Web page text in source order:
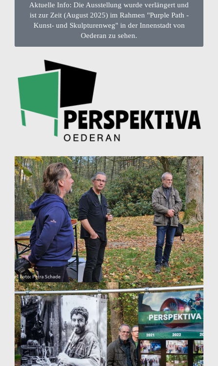
Aktuelle Info: Die Ausstellung wurde verlängert und
ist zur Zeit (August 2025) im Rahmen "Purple Path -
Kunst- und Skulpturenweg" in der Innenstadt von
Oederan zu sehen.